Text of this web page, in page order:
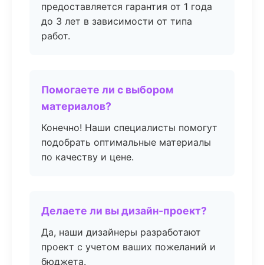
предоставляется гарантия от 1 года
до 3 лет в зависимости от типа
работ.
Помогаете ли с выбором
материалов?
Конечно! Наши специалисты помогут
подобрать оптимальные материалы
по качеству и цене.
Делаете ли вы дизайн-проект?
Да, наши дизайнеры разработают
проект с учетом ваших пожеланий и
бюджета.